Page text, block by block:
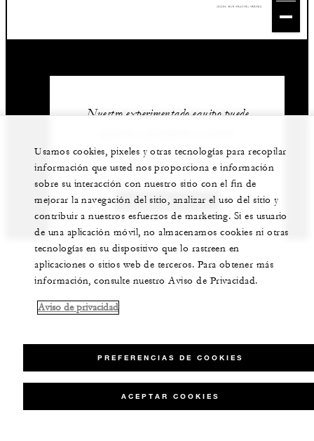
Nuestro experimentado equipo puede
(506) 2696-0000
CONTÁCTENOS
Usamos cookies, pixeles y otras tecnologías para recopilar
información que usted nos proporciona e información
sobre su interacción con nuestro sitio con el fin de
mejorar la navegación del sitio, analizar el uso del sitio y
contribuir a nuestros esfuerzos de marketing. Si es usuario
de una aplicación móvil, no almacenamos cookies ni otras
tecnologías en su dispositivo que lo rastreen en
aplicaciones o sitios web de terceros. Para obtener más
información, consulte nuestro Aviso de Privacidad.
Aviso de privacidad
PREFERENCIAS DE COOKIES
ACEPTAR COOKIES